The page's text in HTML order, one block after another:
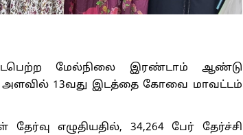
மேல்நிலை இரண்டாம் ஆண்டு
அளவில் 13வது இடத்தை கோவை மாவட்டம்
எழுதியதில், 34,264 பேர் தேர்ச்சி